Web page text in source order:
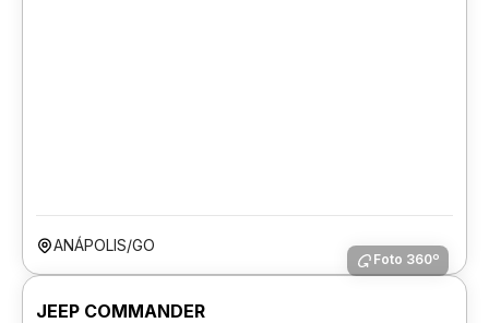
ANÁPOLIS/GO
Foto 360º
JEEP COMMANDER